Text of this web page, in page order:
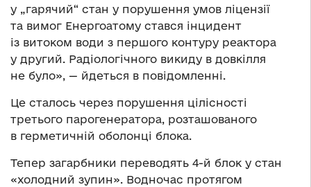
у „гарячий“ стан у порушення умов ліцензії
та вимог Енергоатому стався інцидент
із витоком води з першого контуру реактора
у другий. Радіологічного викиду в довкілля
не було», — йдеться в повідомленні.
Це сталось через порушення цілісності
третього парогенератора, розташованого
в герметичній оболонці блока.
Тепер загарбники переводять 4-й блок у стан
«холодний зупин». Водночас протягом